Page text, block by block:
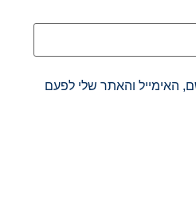
האימייל והאתר שלי לפעם